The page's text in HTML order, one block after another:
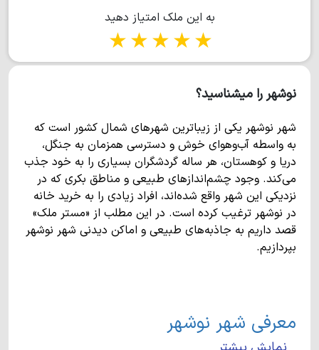
میلیارد... (مهندس محبتی)
به این ملک امتیاز دهید
5 stars
4 stars
3 stars
2 stars
نوشهر را میشناسید؟
شهر نوشهر یکی از زیباترین شهرهای شمال کشور است که
به واسطه آب‌وهوای خوش و دسترسی همزمان به جنگل،
دریا و کوهستان، هر ساله گردشگران بسیاری را به خود جذب
می‌کند. وجود چشم‌اندازهای طبیعی و مناطق بکری که در
نزدیکی این شهر واقع شده‌اند، افراد زیادی را به خرید خانه
در نوشهر ترغیب کرده است. در این مطلب از «مستر ملک»
قصد داریم به جاذبه‌های طبیعی و اماکن دیدنی شهر نوشهر
بپردازیم.
معرفی شهر نوشهر